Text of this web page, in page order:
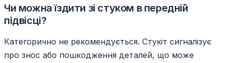
Чи можна їздити зі стуком в передній
підвісці?
Категорично не рекомендується. Стукіт сигналізує
про знос або пошкодження деталей, що може